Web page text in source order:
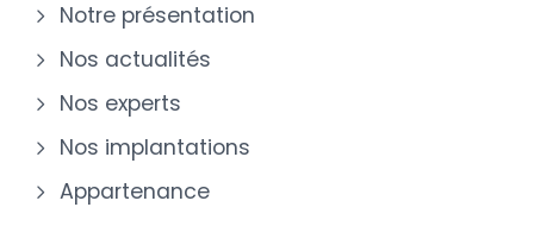
Notre présentation
Nos actualités
Nos experts
Nos implantations
Appartenance